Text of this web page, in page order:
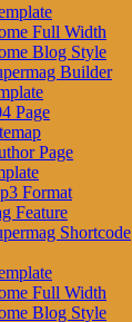
Full Width
Blog Style
Builder
Page
Page
Format
Feature
Shortcode
Full Width
Blog Style